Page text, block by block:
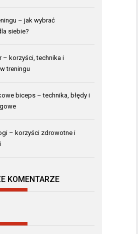
– jak wybrać
siebie?
– korzyści, technika i
treningu
biceps – technika, błędy i
– korzyści zdrowotne i
KOMENTARZE